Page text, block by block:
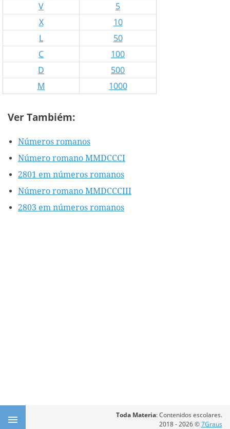
V
5
X
10
L
50
C
100
D
500
M
1000
Ver Tambiém:
Números romanos
Número romano MMDCCCI
2801 em números romanos
Número romano MMDCCCIII
2803 em números romanos
Toda Materia: Contenidos escolares.
2018 - 2026 ©7Graus